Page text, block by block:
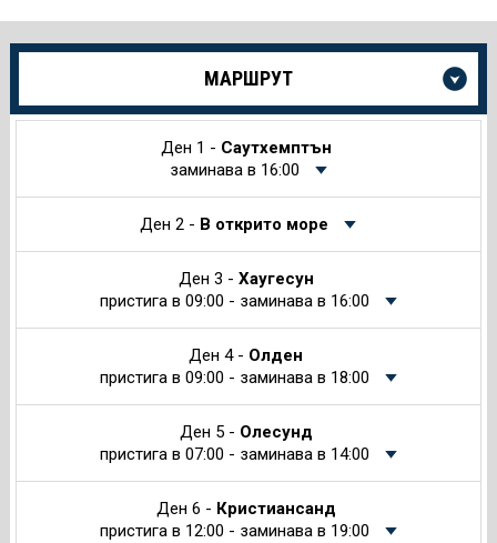
Още
за
МАРШРУТ
Ден 1 - Саутхемптън
заминава в 16:00
Ден 2 - В открито море
Ден 3 - Хаугесун
пристига в 09:00 - заминава в 16:00
Ден 4 - Олден
пристига в 09:00 - заминава в 18:00
Ден 5 - Олесунд
пристига в 07:00 - заминава в 14:00
Ден 6 - Кристиансанд
пристига в 12:00 - заминава в 19:00